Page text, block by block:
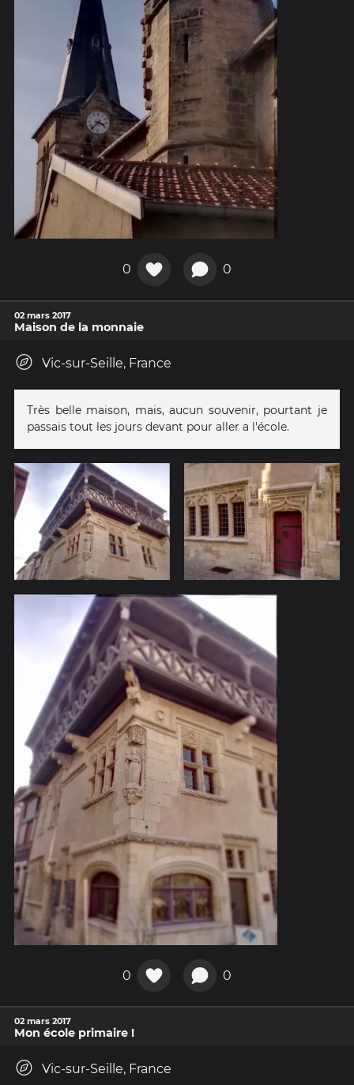
0 0
02 mars 2017
Maison de la monnaie
Vic-sur-Seille, France
Très belle maison, mais, aucun souvenir, pourtant je
passais tout les jours devant pour aller a l'école.
0 0
02 mars 2017
Mon école primaire !
Vic-sur-Seille, France